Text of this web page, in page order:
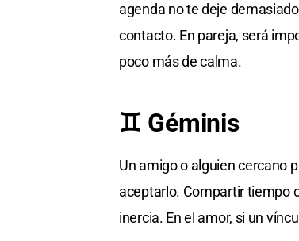
agenda no te deje
contacto. En pareja, será
poco más de calma.
♊ Géminis
Un amigo o alguien cercano
aceptarlo. Compartir tiempo
inercia. En el amor, si un